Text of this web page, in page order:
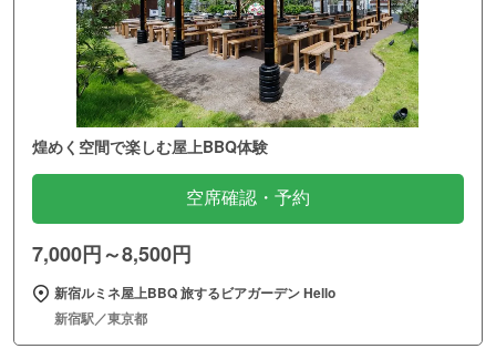
煌めく空間で楽しむ屋上BBQ体験
空席確認・予約
7,000円～8,500円
新宿ルミネ屋上BBQ 旅するビアガーデン Hello
新宿駅／東京都